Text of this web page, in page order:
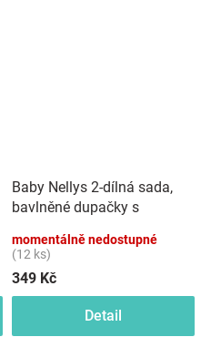
Baby Nellys 2-dílná sada,
bavlněné dupačky s
momentálně nedostupné
(12 ks)
349 Kč
Detail